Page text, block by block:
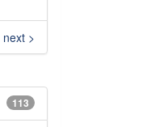
next >
113